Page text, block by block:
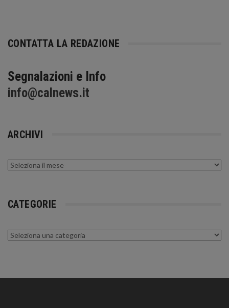
CONTATTA LA REDAZIONE
Segnalazioni e Info
info@calnews.it
ARCHIVI
Archivi
CATEGORIE
Categorie